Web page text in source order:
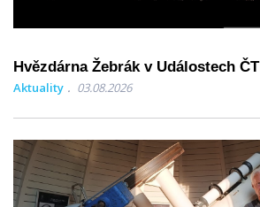
Hvězdárna Žebrák v Událostech ČT
Aktuality 03.08.2026